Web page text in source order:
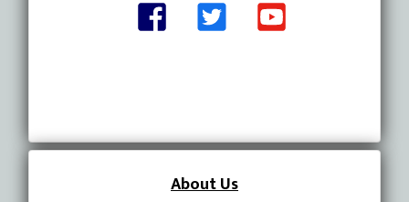
About Us